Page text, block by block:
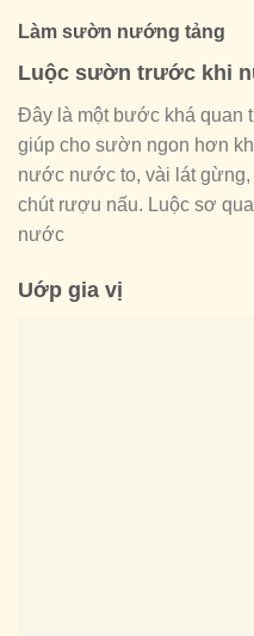
Làm sườn nướng tảng
Luộc sườn trước khi
Đây là một bước khá quan
giúp cho sườn ngon hơn
nước nước to, vài lát gừng,
chút rượu nấu. Luộc sơ
nước
Uớp gia vị